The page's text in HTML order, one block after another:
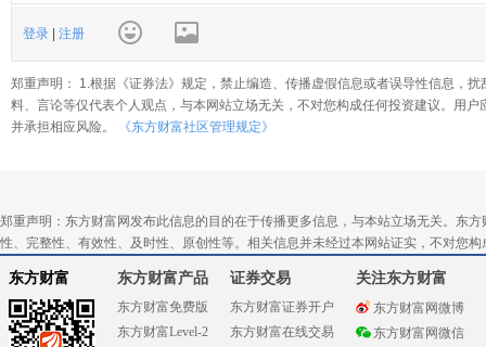
登录 | 注册
郑重声明： 1.根据《证券法》规定，禁止编造、传播虚假信息或者误导性信息，
料、言论等仅代表个人观点，与本网站立场无关，不对您构成任何投资建议。用
并承担相应风险。
《东方财富社区管理规定》
郑重声明：东方财富网发布此信息的目的在于传播更多信息，与本站立场无关。东
性、完整性、有效性、及时性、原创性等。相关信息并未经过本网站证实，不对您
东方财富 东方财富产品
东方财富免费版
东方财富Level-2
证券交易
东方财富证券开户
东方财富在线交易
关注东方财富
东方财富网微博
东方财富网微信